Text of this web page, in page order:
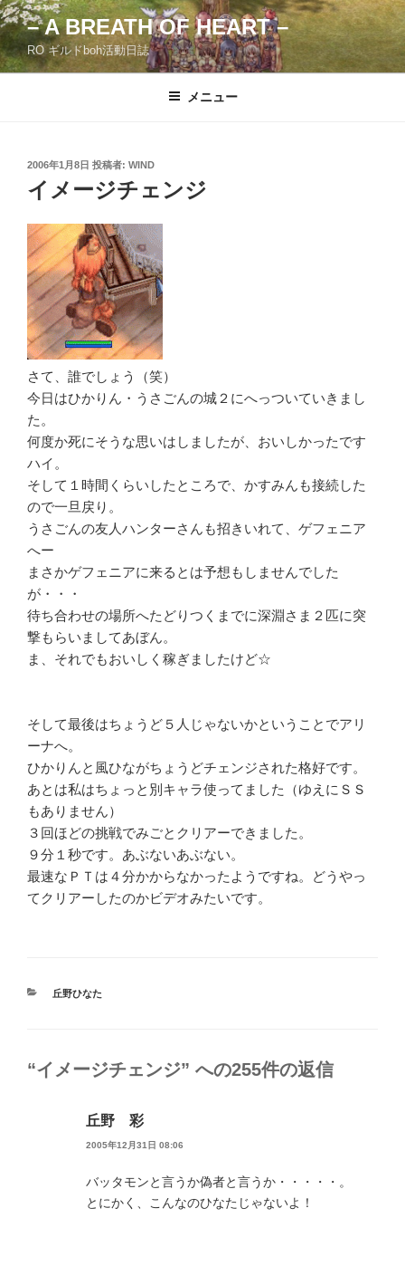
コ
ン
テ
ン
– A BREATH OF HEART –
RO ギルドboh活動日誌
メニュー
投
日:
2006年1月8日 投稿者: WIND
イメージチェンジ
さて、誰でしょう（笑）
今日はひかりん・うさごんの城２にへっついていきまし
た。
何度か死にそうな思いはしましたが、おいしかったです
ハイ。
そして１時間くらいしたところで、かすみんも接続した
ので一旦戻り。
うさごんの友人ハンターさんも招きいれて、ゲフェニア
へー
まさかゲフェニアに来るとは予想もしませんでした
が・・・
待ち合わせの場所へたどりつくまでに深淵さま２匹に突
撃もらいましてあぼん。
ま、それでもおいしく稼ぎましたけど☆
そして最後はちょうど５人じゃないかということでアリ
ーナへ。
ひかりんと風ひながちょうどチェンジされた格好です。
あとは私はちょっと別キャラ使ってました（ゆえにＳＳ
もありません）
３回ほどの挑戦でみごとクリアーできました。
９分１秒です。あぶないあぶない。
最速なＰＴは４分かからなかったようですね。どうやっ
てクリアーしたのかビデオみたいです。
カ
丘野ひなた
“イメージチェンジ” への255件の返信
丘野 彩
2005年12月31日 08:06
バッタモンと言うか偽者と言うか・・・・・。
とにかく、こんなのひなたじゃないよ！